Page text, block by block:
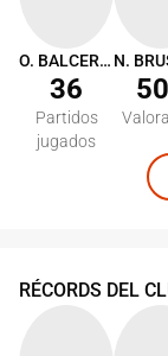
O. BALCEROWSKI
36
Partidos
jugados
RÉCORDS DEL